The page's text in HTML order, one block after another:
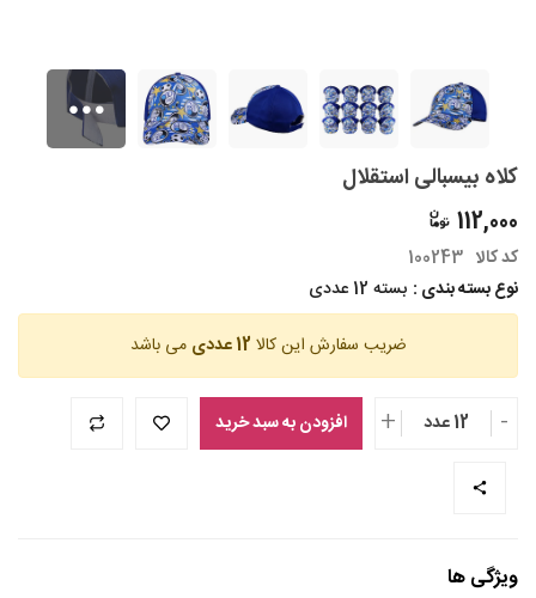
کلاه بیسبالی استقلال
112,000
کد کالا 100243
نوع بسته بندی : بسته 12 عددی
ضریب سفارش این کالا 12 عددی می باشد
- 12 عدد + افزودن به سبد خرید
ویژگی ها